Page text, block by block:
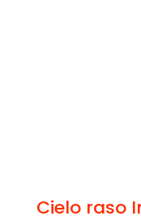
Cielo raso